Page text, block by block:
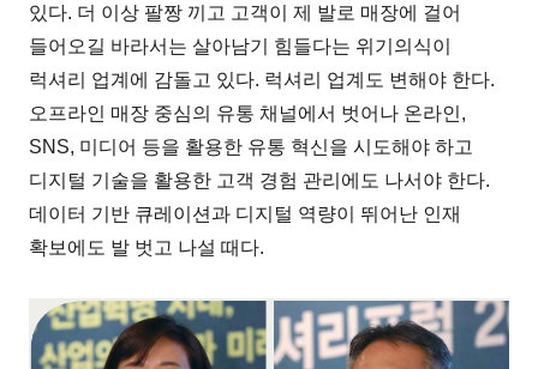
있다. 더 이상 팔짱 끼고 고객이 제 발로 매장에 걸어
들어오길 바라서는 살아남기 힘들다는 위기의식이
럭셔리 업계에 감돌고 있다. 럭셔리 업계도 변해야 한다.
오프라인 매장 중심의 유통 채널에서 벗어나 온라인,
SNS, 미디어 등을 활용한 유통 혁신을 시도해야 하고
디지털 기술을 활용한 고객 경험 관리에도 나서야 한다.
데이터 기반 큐레이션과 디지털 역량이 뛰어난 인재
확보에도 발 벗고 나설 때다.